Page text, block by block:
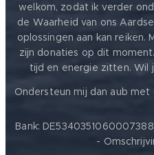
welkom, zodat ik verder
de Waarheid van ons
oplossingen aan kan reiken.
zijn donaties op dit
tijd en energie zitten. Wil
Ondersteun mij dan aub
Bank:
-